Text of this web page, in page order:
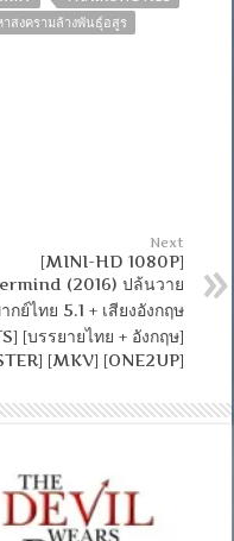
สงครามล้างพันธุ์อสูร
Next
[MINI-HD 1080P]
(2016) ปล้นวาย
กย์ไทย 5.1 + เสียงอังกฤษ
[บรรยายไทย + อังกฤษ]
[MKV] [ONE2UP]